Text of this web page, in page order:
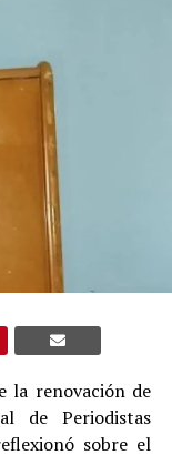
la renovación de
de Periodistas
sobre el